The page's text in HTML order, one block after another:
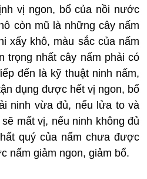
vị ngon, bổ của nồi nước
còn mũ là những cây nấm
xấy khô, màu sắc của nấm
trọng nhất cây nấm phải có
đến là kỹ thuật ninh nấm,
dụng được hết vị ngon, bổ
ninh vừa đủ, nếu lửa to và
mất vị, nếu ninh không đủ
quý của nấm chưa được
nấm giảm ngon, giảm bổ.